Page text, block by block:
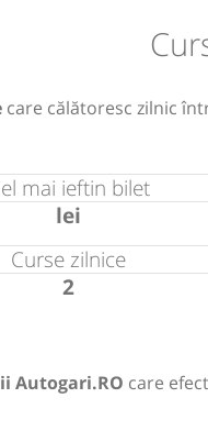
care călătoresc zilnic
mai ieftin bilet
lei
Curse zilnice
2
Autogari.RO care